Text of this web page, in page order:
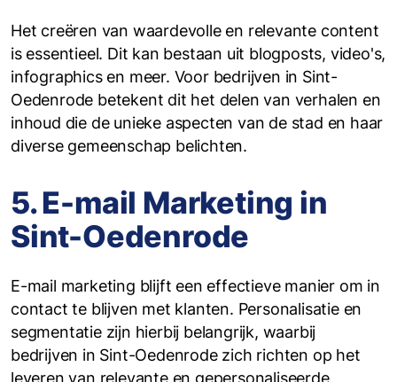
Het creëren van waardevolle en relevante content
is essentieel. Dit kan bestaan uit blogposts, video's,
infographics en meer. Voor bedrijven in Sint-
Oedenrode betekent dit het delen van verhalen en
inhoud die de unieke aspecten van de stad en haar
diverse gemeenschap belichten.
5. E-mail Marketing in
Sint-Oedenrode
E-mail marketing blijft een effectieve manier om in
contact te blijven met klanten. Personalisatie en
segmentatie zijn hierbij belangrijk, waarbij
bedrijven in Sint-Oedenrode zich richten op het
leveren van relevante en gepersonaliseerde